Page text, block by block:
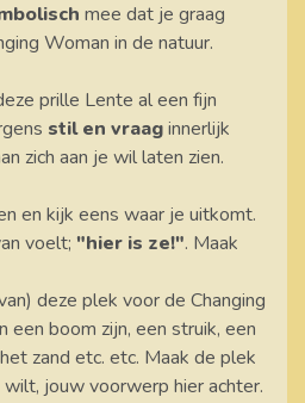
mee dat je graag
Woman in de natuur.
prille Lente al een fijn
stil en vraaginnerlijk
zich aan je wil laten zien.
en kijk eens waar je uitkomt.
voelt; "hier is ze!". Maak
deze plek voor de Changing
een boom zijn, een struik, een
zand etc. etc. Maak de plek
jouw voorwerp hier achter.